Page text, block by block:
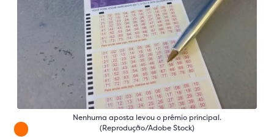
Nenhuma aposta levou o prêmio principal.
(Reprodução/Adobe Stock)